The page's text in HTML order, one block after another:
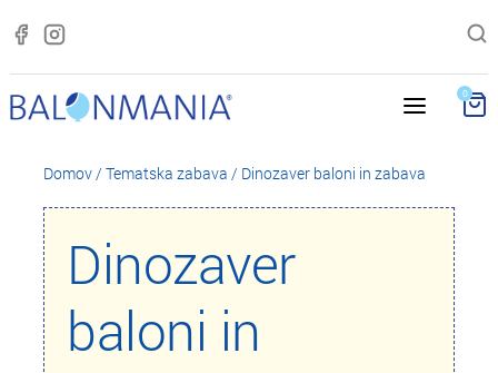
0
Domov/ Tematska zabava / Dinozaver baloni in zabava
Dinozaver
baloni in